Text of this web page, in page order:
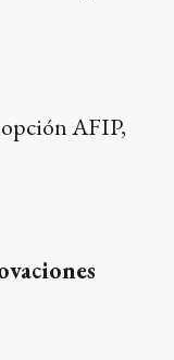
AFIP,